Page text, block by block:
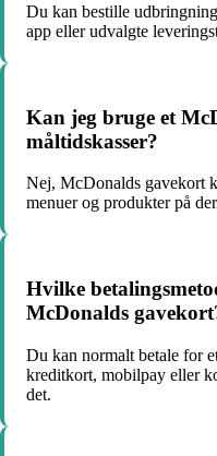
Du kan bestille
app eller udvalgte
Kan jeg bruge et
måltidskasser?
Nej, McDonalds gavekort
menuer og produkter på
Hvilke
McDonalds
Du kan normalt betale for
kreditkort, mobilpay eller
det.